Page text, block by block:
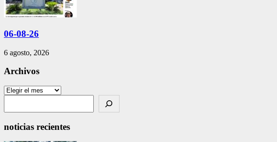
06-08-26
6 agosto, 2026
Archivos
Archivos
noticias recientes